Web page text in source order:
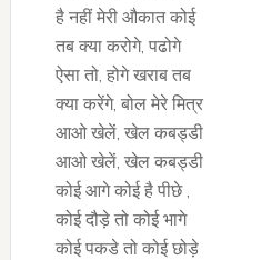
है नहीं मेरी औकात कोई
तब क्या करोगे, पढोगे
ऐसा तो, होगे खराब तब
क्या करेंगे, बोल मेरे मित्र
आओ खेलें, खेल कबड्डी
आओ खेलें, खेल कबड्डी
कोई आगे कोई है पीछे ,
कोई दौड़े तो कोई भागे
कोई पकडे तो कोई छोड़े